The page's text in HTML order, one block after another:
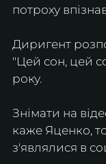
потроху
Диригент
"Цей сон, цей
року.
Знімати на
каже Яценко,
з'являлися в